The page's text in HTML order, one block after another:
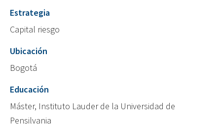
Estrategia
Capital riesgo
Ubicación
Bogotá
Educación
Máster, Instituto Lauder de la Universidad de
Pensilvania